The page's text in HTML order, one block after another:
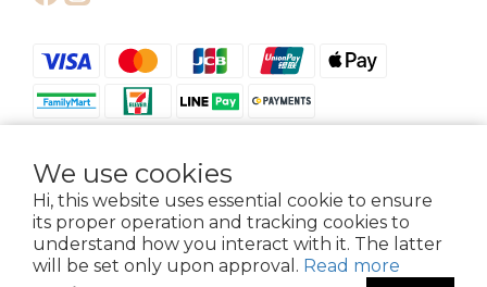
We use cookies
Hi, this website uses essential cookie to ensure
its proper operation and tracking cookies to
understand how you interact with it. The latter
will be set only upon approval. Read more
Copyright © 2024 Pei Pei House International Company Ltd. All Rights
Reserved.